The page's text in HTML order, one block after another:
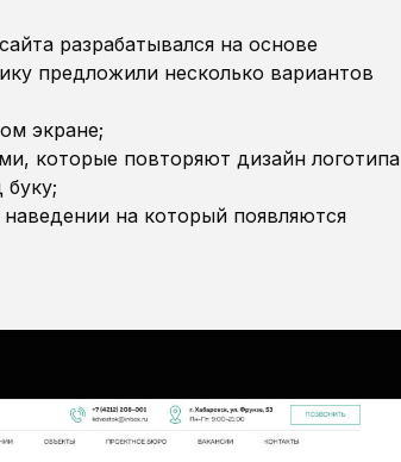
разрабатывался на основе
предложили несколько вариантов
экране;
которые повторяют дизайн логотипа
буку;
на который появляются